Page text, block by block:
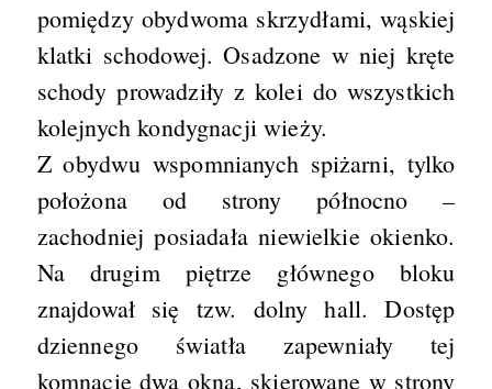
pomiędzy obydwoma skrzydłami, wąskiej
klatki schodowej. Osadzone w niej kręte
schody prowadziły z kolei do wszystkich
kolejnych kondygnacji wieży.
Z obydwu wspomnianych spiżarni, tylko
położona od strony północno –
zachodniej posiadała niewielkie okienko.
Na drugim piętrze głównego bloku
znajdował się tzw. dolny hall. Dostęp
dziennego światła zapewniały tej
komnacie dwa okna, skierowane w strony